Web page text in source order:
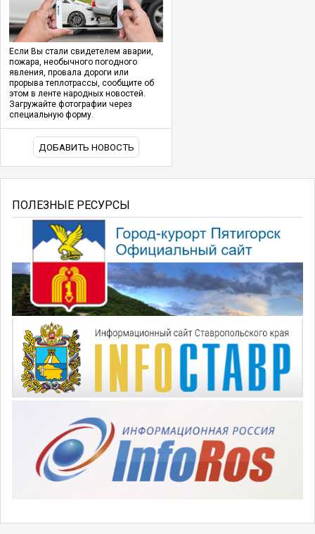
Если Вы стали свидетелем аварии,
пожара, необычного погодного
явления, провала дороги или
прорыва теплотрассы, сообщите об
этом в ленте народных новостей.
Загружайте фотографии через
специальную форму.
ДОБАВИТЬ НОВОСТЬ
ПОЛЕЗНЫЕ РЕСУРСЫ